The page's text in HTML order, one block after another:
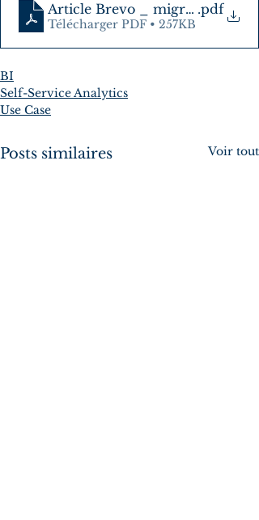
.pdf
Télécharger PDF • 257KB
BI
Self-Service Analytics
Use Case
Posts similaires Voir tout